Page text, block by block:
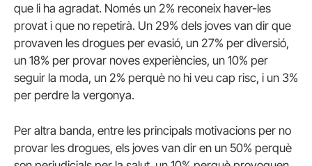
que li ha agradat. Només un 2% reconeix haver-les
provat i que no repetirà. Un 29% dels joves van dir que
provaven les drogues per evasió, un 27% per diversió,
un 18% per provar noves experiències, un 10% per
seguir la moda, un 2% perquè no hi veu cap risc, i un 3%
per perdre la vergonya.
Per altra banda, entre les principals motivacions per no
provar les drogues, els joves van dir en un 50% perquè